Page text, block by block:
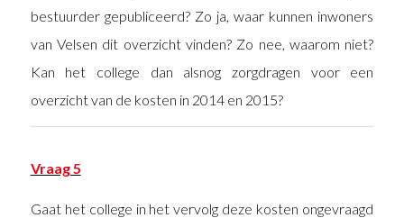
bestuurder gepubliceerd? Zo ja, waar kunnen inwoners
van Velsen dit overzicht vinden? Zo nee, waarom niet?
Kan het college dan alsnog zorgdragen voor een
overzicht van de kosten in 2014 en 2015?
Vraag 5
Gaat het college in het vervolg deze kosten ongevraagd